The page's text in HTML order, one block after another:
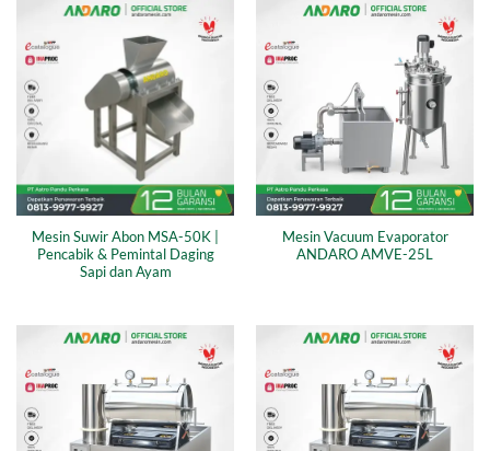
Mesin Suwir Abon MSA-50K |
Pencabik & Pemintal Daging
Sapi dan Ayam
Mesin Vacuum Evaporator
ANDARO AMVE-25L